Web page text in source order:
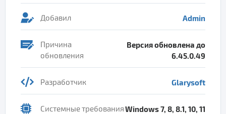
Добавил Admin
Причина
обновления
Версия обновлена до
6.45.0.49
Разработчик Glarysoft
Системные требованияWindows 7, 8, 8.1, 10, 11